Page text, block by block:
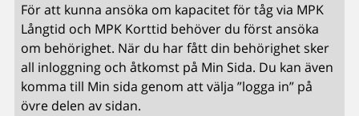
För att kunna ansöka om kapacitet för tåg via MPK
Långtid och MPK Korttid behöver du först ansöka
om behörighet. När du har fått din behörighet sker
all inloggning och åtkomst på Min Sida. Du kan även
komma till Min sida genom att välja ”logga in” på
övre delen av sidan.